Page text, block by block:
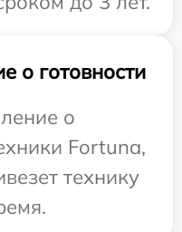
о готовности
о
Fortuna,
технику